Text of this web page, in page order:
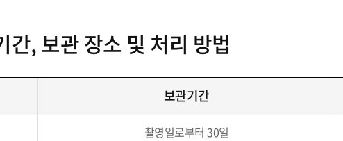
, 보관 장소 및 처리 방법
보관기간
촬영일로부터 30일